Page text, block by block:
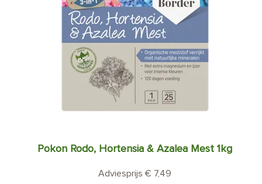
Pokon Rodo, Hortensia & Azalea Mest 1kg
Adviesprijs € 7,49